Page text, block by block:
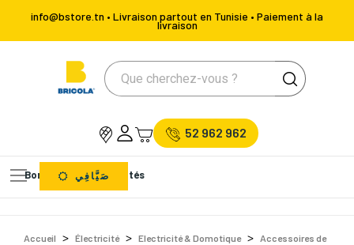
info@bstore.tn • Livraison partout en Tunisie • Paiement à la
livraison
52 962 962
Bons Plans Nouveautés
صَيَّافِي
Accueil Électricité Electricité & Domotique
Accessoires de